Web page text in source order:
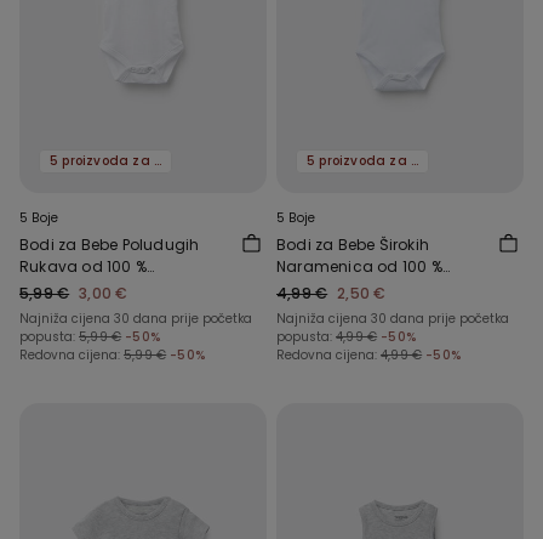
5 proizvoda za -70%
5 Boje
Bodi za Bebe Poludugih
Rukava od 100 %
Jednobojnog Pamuka
5,99 € 3,00 €
Najniža cijena 30 dana prije početka
popusta: 5,99 € -50%
Redovna cijena: 5,99 € -50%
5 proizvoda za -70%
5 Boje
Bodi za Bebe Širokih
Naramenica od 100 %
Jednobojnog Pamuka
4,99 € 2,50 €
Najniža cijena 30 dana prije početka
popusta: 4,99 € -50%
Redovna cijena: 4,99 € -50%